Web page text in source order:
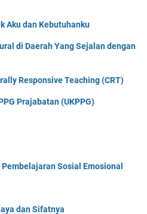
Aku dan Kebutuhanku
di Daerah Yang Sejalan dengan
Responsive Teaching (CRT)
Prajabatan (UKPPG)
Sosial Emosional
dan Sifatnya